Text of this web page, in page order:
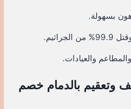
بسهولة.
والعيادات.
وتعقيم بالدمام خصم